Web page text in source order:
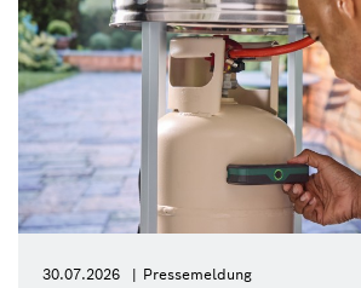
30.07.2026 Pressemeldung